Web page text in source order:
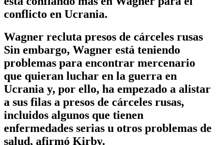
conflicto en Ucrania.
Wagner recluta presos de cárceles rusas
Sin embargo, Wagner está teniendo
problemas para encontrar mercenario
que quieran luchar en la guerra en
Ucrania y, por ello, ha empezado a alistar
a sus filas a presos de cárceles rusas,
incluidos algunos que tienen
enfermedades serias u otros problemas de
salud, afirmó Kirby.